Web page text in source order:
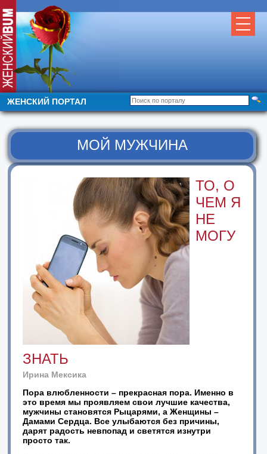
ЖЕНСКИЙ ПОРТАЛ
МОЙ МУЖЧИНА
ТО, О
ЧЕМ Я
НЕ
МОГУ
ЗНАТЬ
Ирина Мексика
Пора влюбленности – прекрасная пора. Именно в
это время мы проявляем свои лучшие качества,
мужчины становятся Рыцарями, а Женщины –
Дамами Сердца. Все улыбаются без причины,
дарят радость невпопад и светятся изнутри
просто так.